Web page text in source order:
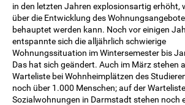
in den letzten Jahren explosionsartig erhöht,
über die Entwicklung des
behauptet werden kann. Noch vor einigen
entspannte sich die alljährlich schwierige
Wohnungssituation im Wintersemester bis
Das hat sich geändert. Auch im März stehen
Warteliste bei Wohnheimplätzen des
noch über 1.000 Menschen; auf der
Sozialwohnungen in Darmstadt stehen noch